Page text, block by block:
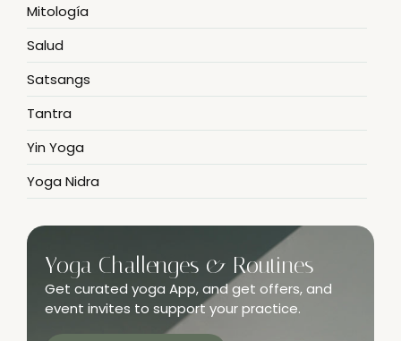
Mitología
Salud
Satsangs
Tantra
Yin Yoga
Yoga Nidra
Yoga Challenges & Routines
Get curated yoga App, and get offers, and
event invites to support your practice.